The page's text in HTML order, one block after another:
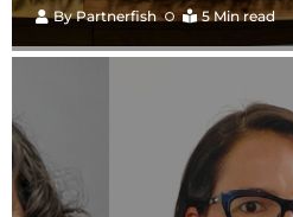
ByPartnerfish 5 Min read